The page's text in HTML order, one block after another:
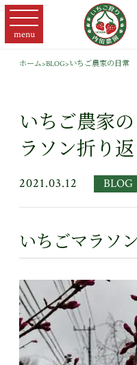
menu
ホーム>BLOG>いちご農家の日常
いちご農家
ラソン折り
2021.03.12 BLOG
いちごマラソン